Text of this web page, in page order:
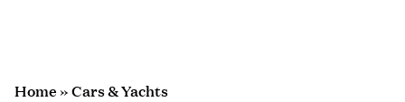
Home»Cars & Yachts